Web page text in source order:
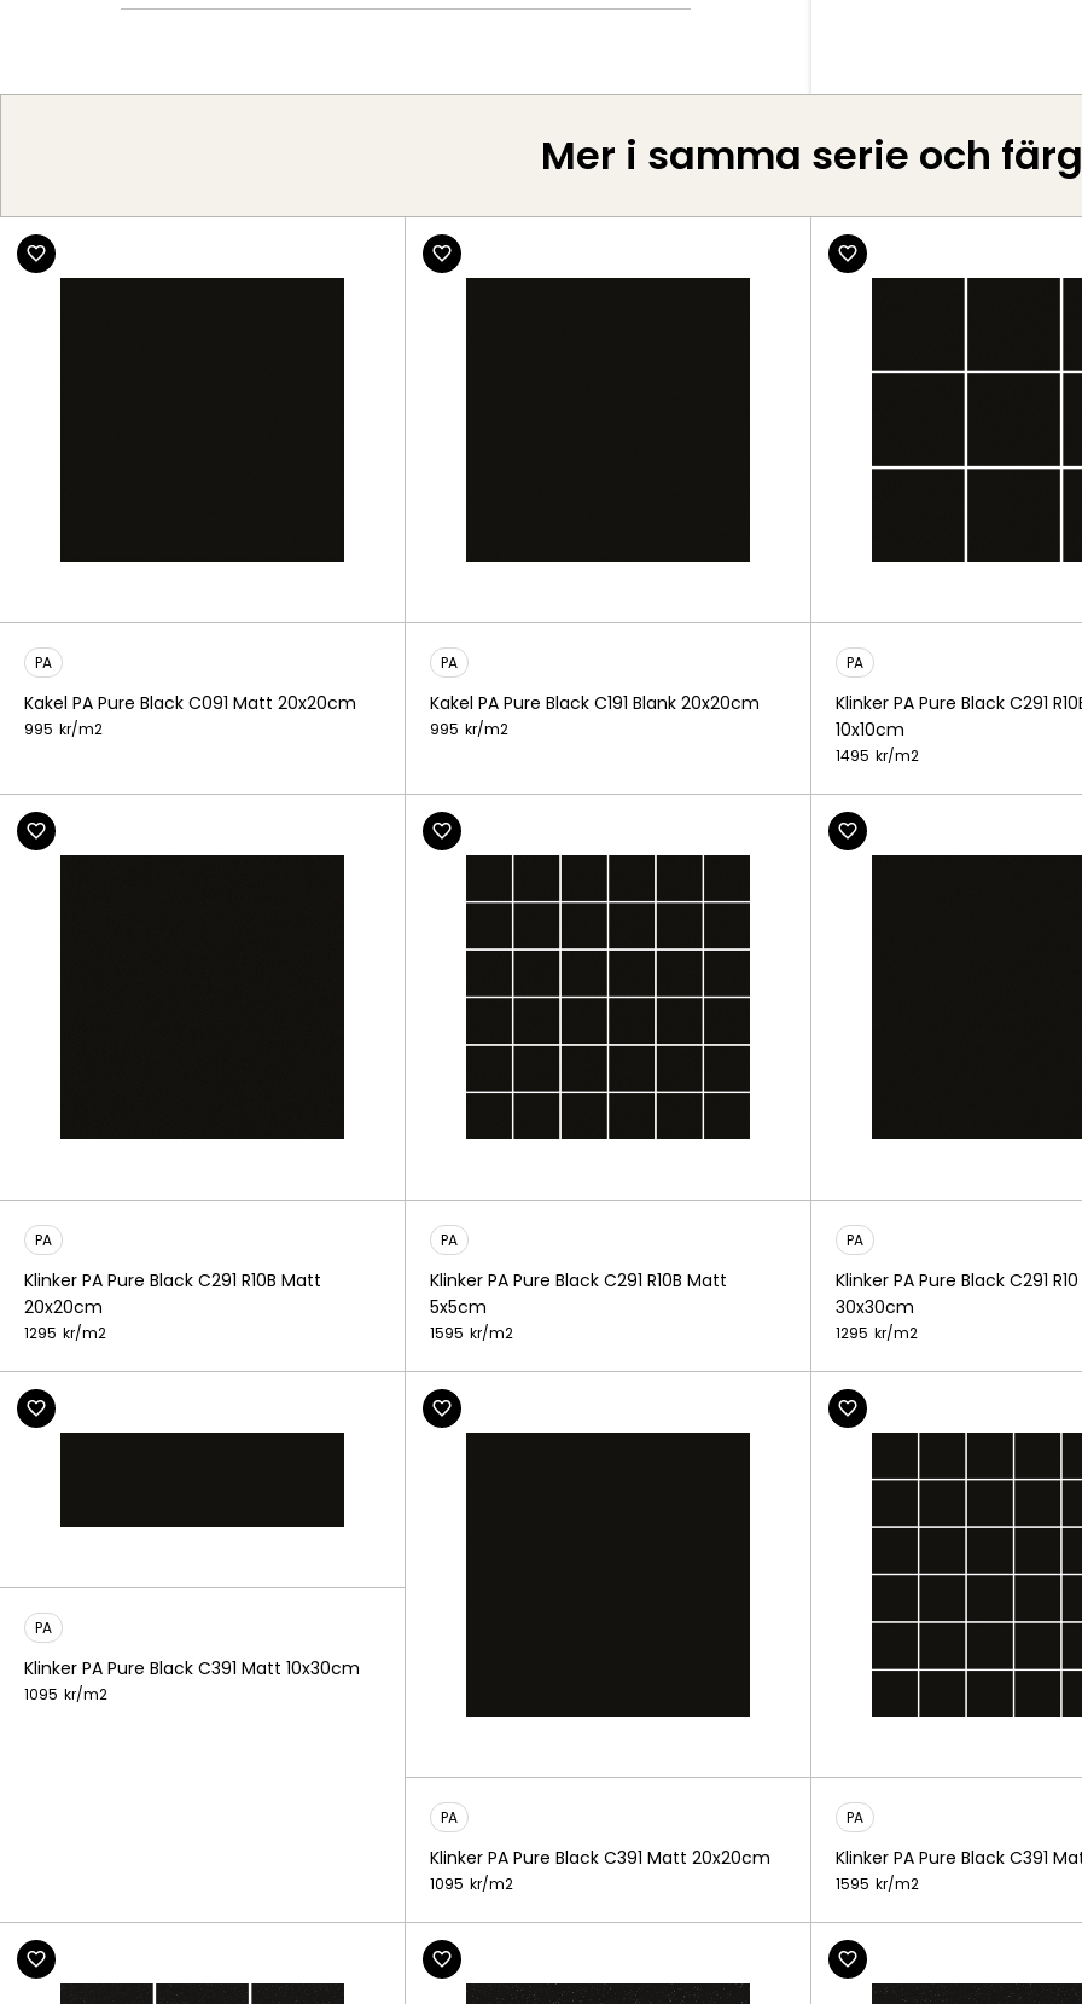
Mer i samma serie och färg
PA
Kakel PA Pure Black C091 Matt 20x20cm
995 kr/m2
PA
Kakel PA Pure Black C191 Blank 20x20cm
995 kr/m2
PA
Klinker PA Pure Black C291
10x10cm
1495 kr/m2
PA
Klinker PA Pure Black C291 R10B Matt
20x20cm
1295 kr/m2
PA
Klinker PA Pure Black C291 R10B Matt
5x5cm
1595 kr/m2
PA
Klinker PA Pure Black C291
30x30cm
1295 kr/m2
PA
Klinker PA Pure Black C391 Matt 10x30cm
1095 kr/m2
PA
Klinker PA Pure Black C391 Matt 20x20cm
1095 kr/m2
PA
Klinker PA Pure Black C391
1595 kr/m2